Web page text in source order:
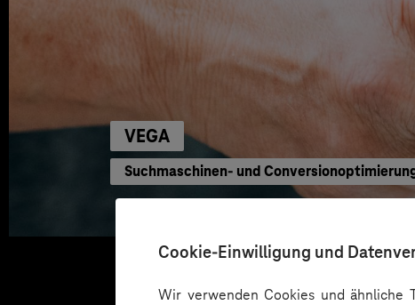
Cookie-Einwilligung und
Wir verwenden Cookies und ähnliche
VEGA
Suchmaschinen- und